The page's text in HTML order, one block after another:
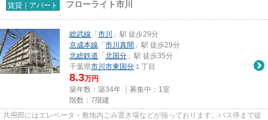
賃貸｜アパート フローライト市川
総武線 「 市川
」駅 徒歩29分
京成本線 「 市川真間 」駅 徒歩29分
北総鉄道 「 北国分 」駅 徒歩35分
千葉県市川市東国分 １丁目
8.3万円
築年数：築34年 ｜募集中： 1室
階数：7階建
共用部にはエレベータ・敷地内ごみ置き場などが揃っております。バス停まで徒